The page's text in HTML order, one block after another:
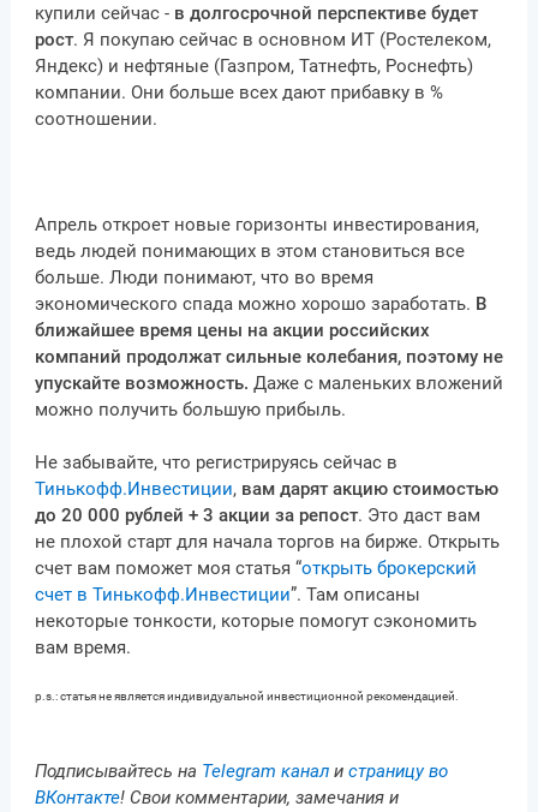
купили сейчас - в долгосрочной перспективе будет
рост. Я покупаю сейчас в основном ИТ (Ростелеком,
Яндекс) и нефтяные (Газпром, Татнефть, Роснефть)
компании. Они больше всех дают прибавку в %
соотношении.
Апрель откроет новые горизонты инвестирования,
ведь людей понимающих в этом становиться все
больше. Люди понимают, что во время
экономического спада можно хорошо заработать. В
ближайшее время цены на акции российских
компаний продолжат сильные колебания, поэтому не
упускайте возможность. Даже с маленьких вложений
можно получить большую прибыль.
Не забывайте, что регистрируясь сейчас в
Тинькофф.Инвестиции, вам дарят акцию стоимостью
до 20 000 рублей + 3 акции за репост. Это даст вам
не плохой старт для начала торгов на бирже. Открыть
счет вам поможет моя статья “открыть брокерский
счет в Тинькофф.Инвестиции”. Там описаны
некоторые тонкости, которые помогут сэкономить
вам время.
p.s.: статья не является индивидуальной инвестиционной рекомендацией.
Подписывайтесь на Telegram канали страницу во
ВКонтакте! Свои комментарии, замечания и